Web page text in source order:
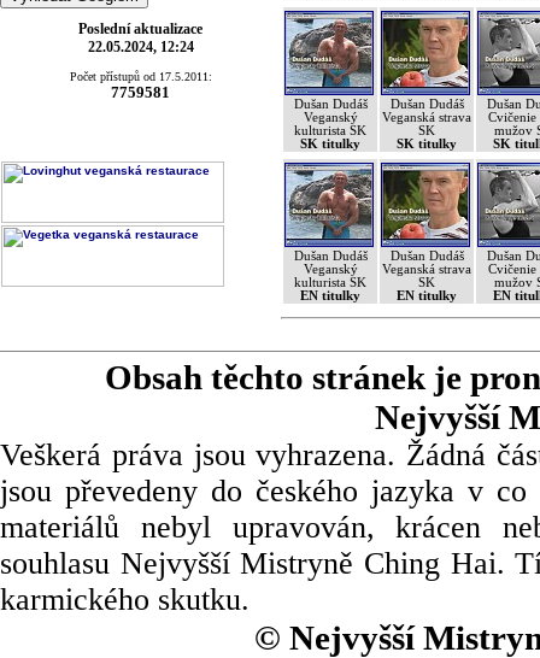
Poslední aktualizace
22.05.2024, 12:24
Počet přístupů od 17.5.2011:
7759581
Dušan Dudáš
Veganský
kulturista SK
SK titulky
Dušan Dudáš
Veganská strava
SK
SK titulky
Dušan
Cvičenie
mužov
SK
Dušan Dudáš
Veganský
kulturista SK
EN titulky
Dušan Dudáš
Veganská strava
SK
EN titulky
Dušan
Cvičenie
mužov
EN
Obsah těchto stránek je
Nejvyšší
Veškerá práva jsou vyhrazena. Žádná
jsou převedeny do českého jazyka v
materiálů nebyl upravován, krácen
souhlasu Nejvyšší Mistryně Ching Hai.
karmického skutku.
© Nejvyšší